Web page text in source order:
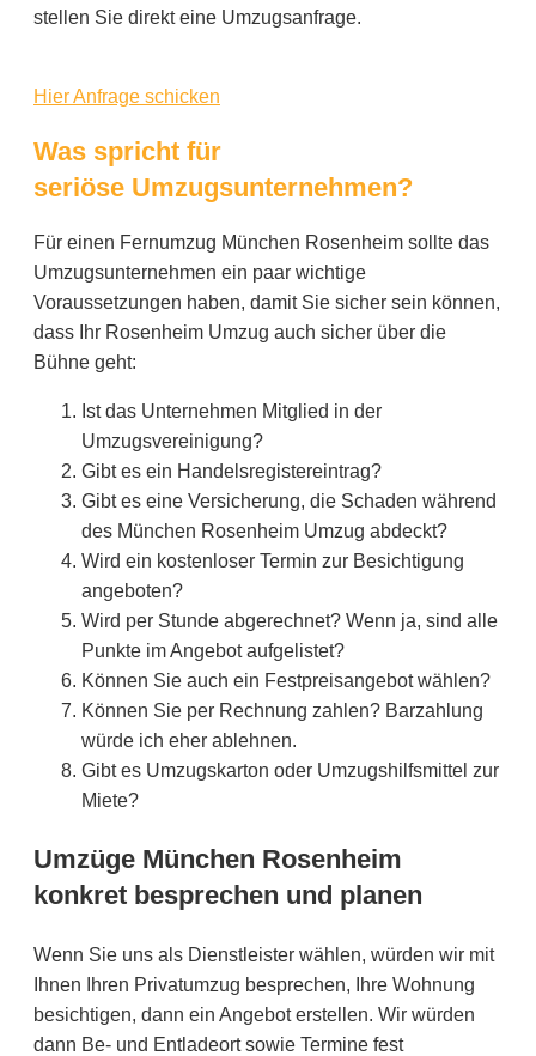
stellen Sie direkt eine Umzugsanfrage.
Hier Anfrage schicken
Was spricht für
seriöse Umzugsunternehmen?
Für einen Fernumzug München Rosenheim sollte das
Umzugsunternehmen ein paar wichtige
Voraussetzungen haben, damit Sie sicher sein können,
dass Ihr Rosenheim Umzug auch sicher über die
Bühne geht:
Ist das Unternehmen Mitglied in der
Umzugsvereinigung?
Gibt es ein Handelsregistereintrag?
Gibt es eine Versicherung, die Schaden während
des München Rosenheim Umzug abdeckt?
Wird ein kostenloser Termin zur Besichtigung
angeboten?
Wird per Stunde abgerechnet? Wenn ja, sind alle
Punkte im Angebot aufgelistet?
Können Sie auch ein Festpreisangebot wählen?
Können Sie per Rechnung zahlen? Barzahlung
würde ich eher ablehnen.
Gibt es Umzugskarton oder Umzugshilfsmittel zur
Miete?
Umzüge München Rosenheim
konkret besprechen und planen
Wenn Sie uns als Dienstleister wählen, würden wir mit
Ihnen Ihren Privatumzug besprechen, Ihre Wohnung
besichtigen, dann ein Angebot erstellen. Wir würden
dann Be- und Entladeort sowie Termine fest